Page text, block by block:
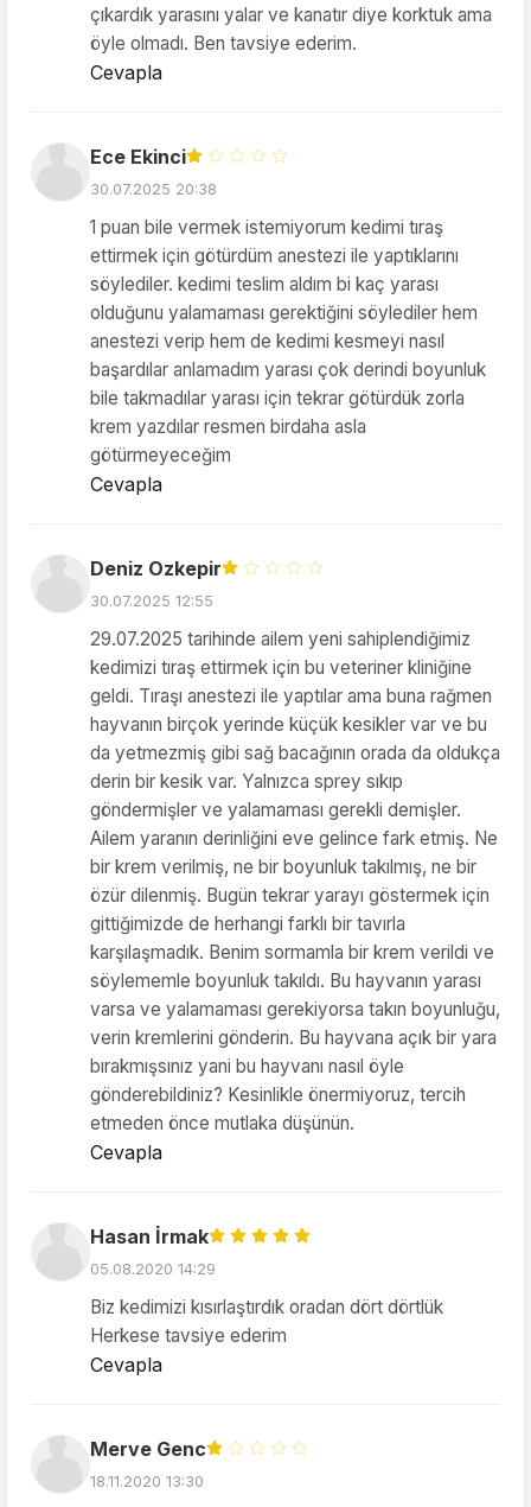
çıkardık yarasını yalar ve kanatır diye korktuk ama
öyle olmadı. Ben tavsiye ederim.
Cevapla
Ece Ekinci
30.07.2025 20:38
1 puan bile vermek istemiyorum kedimi tıraş
ettirmek için götürdüm anestezi ile yaptıklarını
söylediler. kedimi teslim aldım bi kaç yarası
olduğunu yalamaması gerektiğini söylediler hem
anestezi verip hem de kedimi kesmeyi nasıl
başardılar anlamadım yarası çok derindi boyunluk
bile takmadılar yarası için tekrar götürdük zorla
krem yazdılar resmen birdaha asla
götürmeyeceğim
Cevapla
Deniz Ozkepir
30.07.2025 12:55
29.07.2025 tarihinde ailem yeni sahiplendiğimiz
kedimizi tıraş ettirmek için bu veteriner kliniğine
geldi. Tıraşı anestezi ile yaptılar ama buna rağmen
hayvanın birçok yerinde küçük kesikler var ve bu
da yetmezmiş gibi sağ bacağının orada da oldukça
derin bir kesik var. Yalnızca sprey sıkıp
göndermişler ve yalamaması gerekli demişler.
Ailem yaranın derinliğini eve gelince fark etmiş. Ne
bir krem verilmiş, ne bir boyunluk takılmış, ne bir
özür dilenmiş. Bugün tekrar yarayı göstermek için
gittiğimizde de herhangi farklı bir tavırla
karşılaşmadık. Benim sormamla bir krem verildi ve
söylememle boyunluk takıldı. Bu hayvanın yarası
varsa ve yalamaması gerekiyorsa takın boyunluğu,
verin kremlerini gönderin. Bu hayvana açık bir yara
bırakmışsınız yani bu hayvanı nasıl öyle
gönderebildiniz? Kesinlikle önermiyoruz, tercih
etmeden önce mutlaka düşünün.
Cevapla
Hasan İrmak
05.08.2020 14:29
Biz kedimizi kısırlaştırdık oradan dört dörtlük
Herkese tavsiye ederim
Cevapla
Merve Genc
18.11.2020 13:30